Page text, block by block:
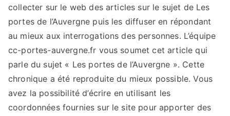
collecter sur le web des articles sur le sujet de Les
portes de l’Auvergne puis les diffuser en répondant
au mieux aux interrogations des personnes. L’équipe
cc-portes-auvergne.fr vous soumet cet article qui
parle du sujet « Les portes de l’Auvergne ». Cette
chronique a été reproduite du mieux possible. Vous
avez la possibilité d’écrire en utilisant les
coordonnées fournies sur le site pour apporter des